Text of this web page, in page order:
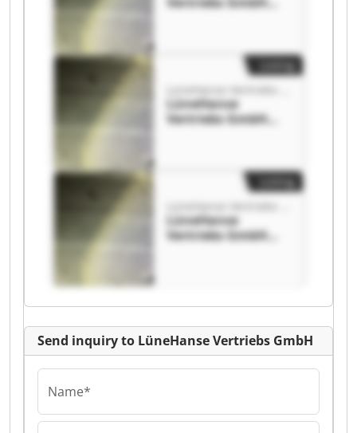
LüneHanse
Vertriebs GmbH
LüneHanse
Vertriebs GmbH
Send inquiry to LüneHanse Vertriebs GmbH
Name*